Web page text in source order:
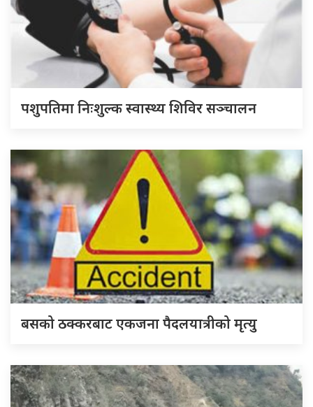
पशुपतिमा निःशुल्क स्वास्थ्य शिविर सञ्चालन
बसको ठक्करबाट एकजना पैदलयात्रीको मृत्यु